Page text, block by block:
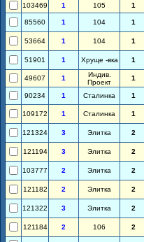
103469
1 105 1
85560 1 104 1
53664 1 104 1
51901 1 Хруще -вка 1
49607 1
Индив.
Проект
1
90234 1 Сталинка 1
109172 1 Сталинка 1
121324 3 Элитка 2
121194 3 Элитка 2
103777 2 Элитка 2
121182 2 Элитка 2
121322 3 Элитка 2
121184 2 106 2